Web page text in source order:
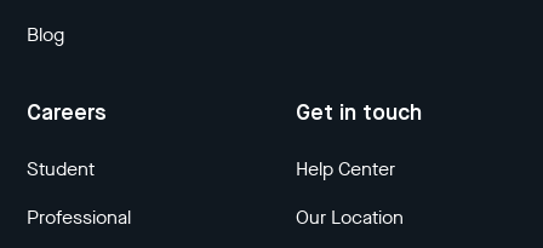
Blog
Careers
Student
Professional
Get in touch
Help Center
Our Location